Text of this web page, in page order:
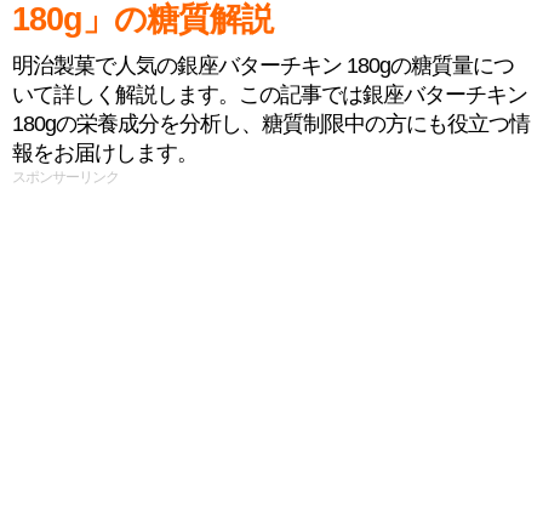
180g」の糖質解説
明治製菓で人気の銀座バターチキン 180gの糖質量につ
いて詳しく解説します。この記事では銀座バターチキン
180gの栄養成分を分析し、糖質制限中の方にも役立つ情
報をお届けします。
スポンサーリンク